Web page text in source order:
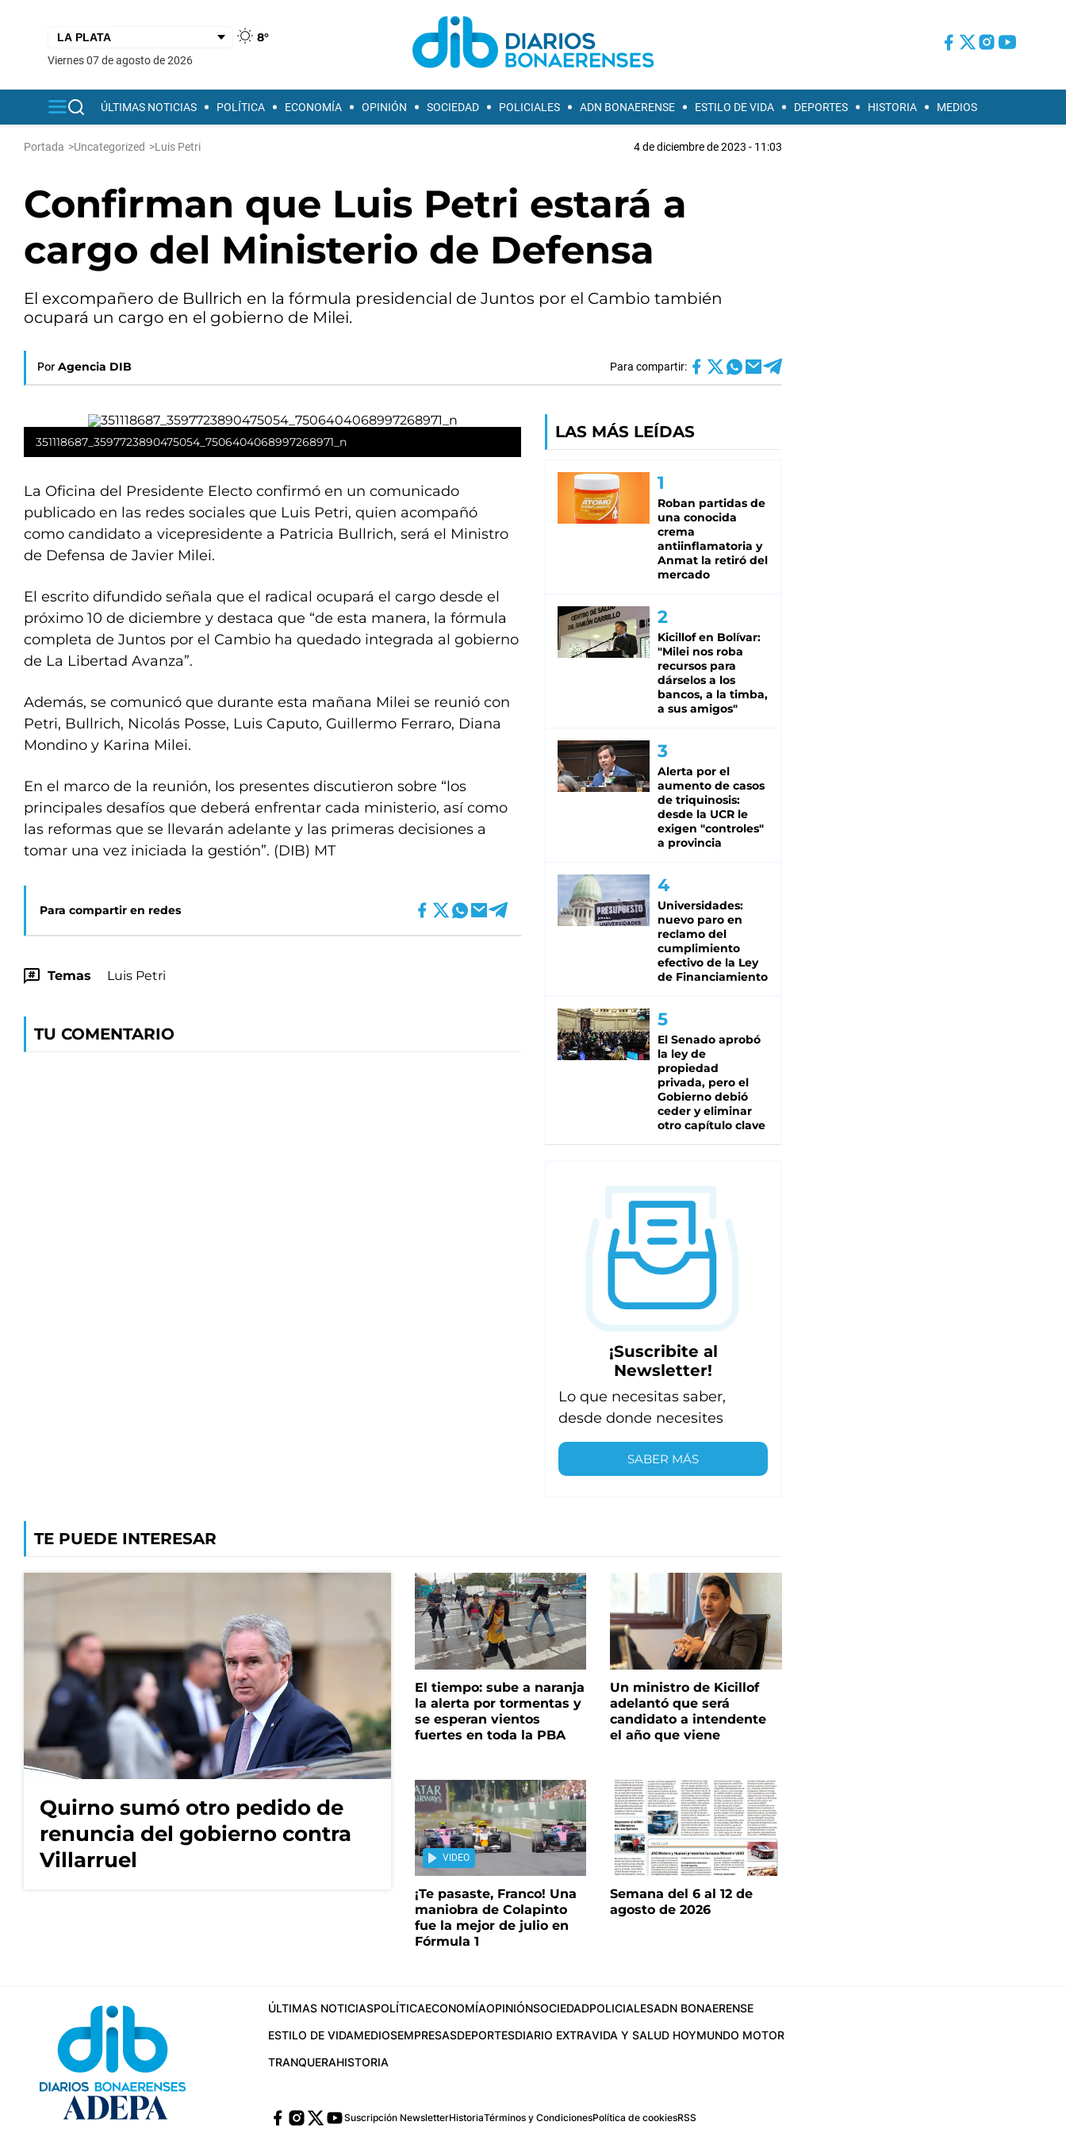
8°
viernes 07 de agosto de 2026
ÚLTIMAS NOTICIAS POLÍTICA ECONOMÍA OPINIÓN SOCIEDAD POLICIALES ADN BONAERENSE ESTILO DE VIDA DEPORTES HISTORIA MEDIOS
Portada >Uncategorized >Luis Petri 4 de diciembre de 2023 - 11:03
Confirman que Luis Petri estará a
cargo del Ministerio de Defensa
El excompañero de Bullrich en la fórmula presidencial de Juntos por el Cambio también
ocupará un cargo en el gobierno de Milei.
Por Agencia DIB Para compartir:
351118687_3597723890475054_7506404068997268971_n
La Oficina del Presidente Electo confirmó en un comunicado
publicado en las redes sociales que Luis Petri, quien acompañó
como candidato a vicepresidente a Patricia Bullrich, será el Ministro
de Defensa de Javier Milei.
El escrito difundido señala que el radical ocupará el cargo desde el
próximo 10 de diciembre y destaca que “de esta manera, la fórmula
completa de Juntos por el Cambio ha quedado integrada al gobierno
de La Libertad Avanza”.
Además, se comunicó que durante esta mañana Milei se reunió con
Petri, Bullrich, Nicolás Posse, Luis Caputo, Guillermo Ferraro, Diana
Mondino y Karina Milei.
En el marco de la reunión, los presentes discutieron sobre “los
principales desafíos que deberá enfrentar cada ministerio, así como
las reformas que se llevarán adelante y las primeras decisiones a
tomar una vez iniciada la gestión”. (DIB) MT
Para compartir en redes
Temas Luis Petri
TU COMENTARIO
LAS MÁS LEÍDAS
Roban partidas de
una conocida
crema
antiinflamatoria y
Anmat la retiró del
mercado
Kicillof en Bolívar:
"Milei nos roba
recursos para
dárselos a los
bancos, a la timba,
a sus amigos"
Alerta por el
aumento de casos
de triquinosis:
desde la UCR le
exigen "controles"
a provincia
Universidades:
nuevo paro en
reclamo del
cumplimiento
efectivo de la Ley
de Financiamiento
El Senado aprobó
la ley de
propiedad
privada, pero el
Gobierno debió
ceder y eliminar
otro capítulo clave
¡Suscribite al
Newsletter!
Lo que necesitas saber,
desde donde necesites
SABER MÁS
TE PUEDE INTERESAR
Quirno sumó otro pedido de
renuncia del gobierno contra
Villarruel
El tiempo: sube a naranja
la alerta por tormentas y
se esperan vientos
fuertes en toda la PBA
Un ministro de Kicillof
adelantó que será
candidato a intendente
el año que viene
VIDEO
¡Te pasaste, Franco! Una
maniobra de Colapinto
fue la mejor de julio en
Fórmula 1
Semana del 6 al 12 de
agosto de 2026
ÚLTIMAS NOTICIASPOLÍTICAECONOMÍAOPINIÓNSOCIEDADPOLICIALESADN BONAERENSE
ESTILO DE VIDAMEDIOSEMPRESASDEPORTESDIARIO EXTRAVIDA Y SALUD HOYMUNDO MOTOR
TRANQUERAHISTORIA
Suscripción NewsletterHistoriaTérminos y CondicionesPolítica de cookiesRSS